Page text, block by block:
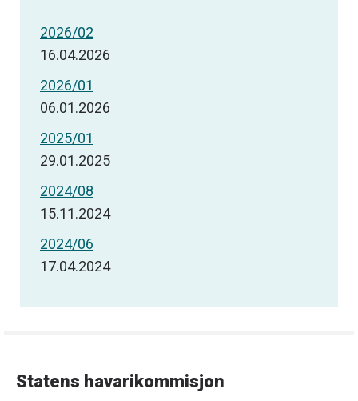
2026/02
16.04.2026
2026/01
06.01.2026
2025/01
29.01.2025
2024/08
15.11.2024
2024/06
17.04.2024
Statens havarikommisjon